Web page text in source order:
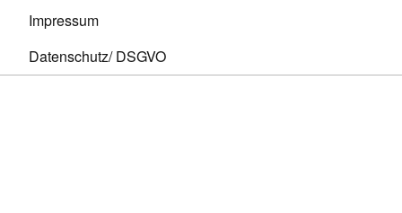
Impressum
Datenschutz/ DSGVO